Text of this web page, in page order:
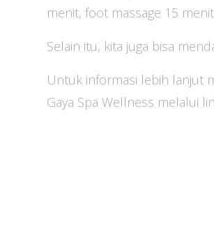
menit, foot massage 15
Selain itu, kita juga bisa
Untuk informasi lebih lanjut
Gaya Spa Wellness melalui